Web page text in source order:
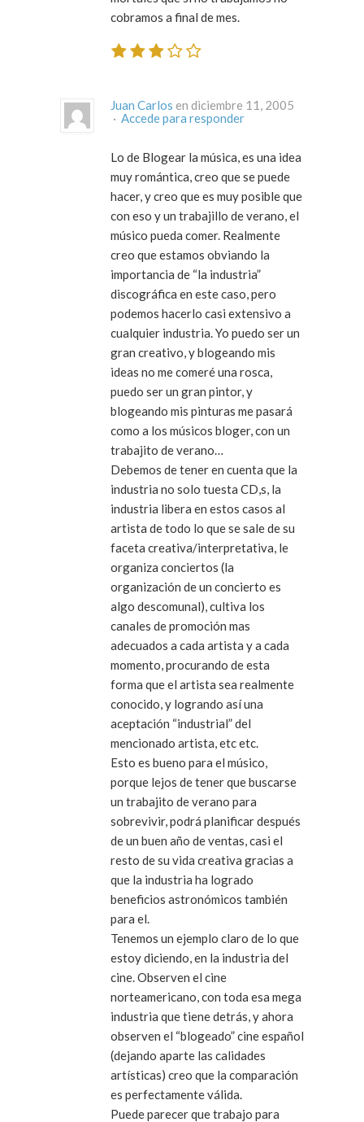
cobramos a final de mes.
Juan Carlos en diciembre 11, 2005
· Accede para responder
Lo de Blogear la música, es una idea
muy romántica, creo que se puede
hacer, y creo que es muy posible que
con eso y un trabajillo de verano, el
músico pueda comer. Realmente
creo que estamos obviando la
importancia de “la industria”
discográfica en este caso, pero
podemos hacerlo casi extensivo a
cualquier industria. Yo puedo ser un
gran creativo, y blogeando mis
ideas no me comeré una rosca,
puedo ser un gran pintor, y
blogeando mis pinturas me pasará
como a los músicos bloger, con un
trabajito de verano…
Debemos de tener en cuenta que la
industria no solo tuesta CD,s, la
industria libera en estos casos al
artista de todo lo que se sale de su
faceta creativa/interpretativa, le
organiza conciertos (la
organización de un concierto es
algo descomunal), cultiva los
canales de promoción mas
adecuados a cada artista y a cada
momento, procurando de esta
forma que el artista sea realmente
conocido, y logrando así una
aceptación “industrial” del
mencionado artista, etc etc.
Esto es bueno para el músico,
porque lejos de tener que buscarse
un trabajito de verano para
sobrevivir, podrá planificar después
de un buen año de ventas, casi el
resto de su vida creativa gracias a
que la industria ha logrado
beneficios astronómicos también
para el.
Tenemos un ejemplo claro de lo que
estoy diciendo, en la industria del
cine. Observen el cine
norteamericano, con toda esa mega
industria que tiene detrás, y ahora
observen el “blogeado” cine español
(dejando aparte las calidades
artísticas) creo que la comparación
es perfectamente válida.
Puede parecer que trabajo para